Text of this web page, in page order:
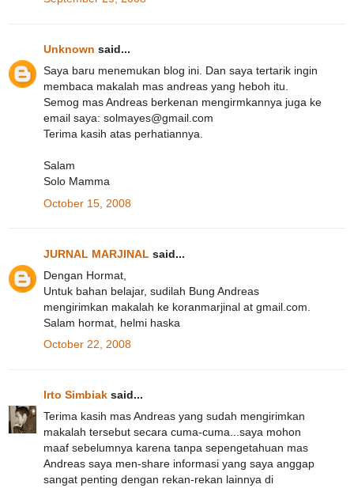
Unknown said...
Saya baru menemukan blog ini. Dan saya tertarik ingin
membaca makalah mas andreas yang heboh itu.
Semog mas Andreas berkenan mengirmkannya juga ke
email saya: solmayes@gmail.com
Terima kasih atas perhatiannya.
Salam
Solo Mamma
October 15, 2008
JURNAL MARJINAL said...
Dengan Hormat,
Untuk bahan belajar, sudilah Bung Andreas
mengirimkan makalah ke koranmarjinal at gmail.com.
Salam hormat, helmi haska
October 22, 2008
Irto Simbiak said...
Terima kasih mas Andreas yang sudah mengirimkan
makalah tersebut secara cuma-cuma...saya mohon
maaf sebelumnya karena tanpa sepengetahuan mas
Andreas saya men-share informasi yang saya anggap
sangat penting dengan rekan-rekan lainnya di